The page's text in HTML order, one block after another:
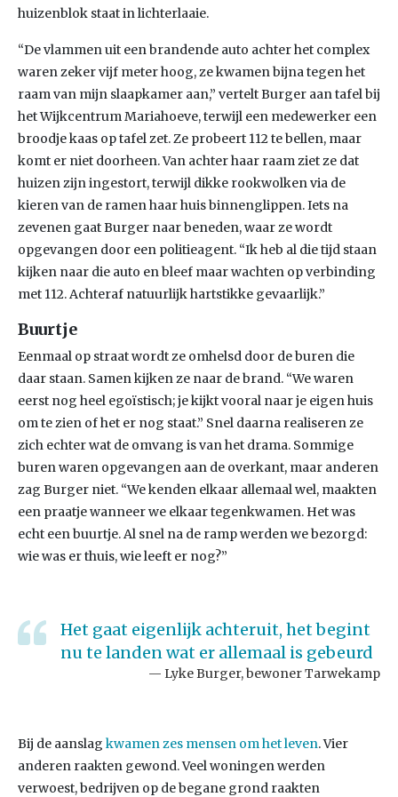
huizenblok staat in lichterlaaie.
“De vlammen uit een brandende auto achter het complex
waren zeker vijf meter hoog, ze kwamen bijna tegen het
raam van mijn slaapkamer aan,” vertelt Burger aan tafel bij
het Wijkcentrum Mariahoeve, terwijl een medewerker een
broodje kaas op tafel zet. Ze probeert 112 te bellen, maar
komt er niet doorheen. Van achter haar raam ziet ze dat
huizen zijn ingestort, terwijl dikke rookwolken via de
kieren van de ramen haar huis binnenglippen. Iets na
zevenen gaat Burger naar beneden, waar ze wordt
opgevangen door een politieagent. “Ik heb al die tijd staan
kijken naar die auto en bleef maar wachten op verbinding
met 112. Achteraf natuurlijk hartstikke gevaarlijk.”
Buurtje
Eenmaal op straat wordt ze omhelsd door de buren die
daar staan. Samen kijken ze naar de brand. “We waren
eerst nog heel egoïstisch; je kijkt vooral naar je eigen huis
om te zien of het er nog staat.” Snel daarna realiseren ze
zich echter wat de omvang is van het drama. Sommige
buren waren opgevangen aan de overkant, maar anderen
zag Burger niet. “We kenden elkaar allemaal wel, maakten
een praatje wanneer we elkaar tegenkwamen. Het was
echt een buurtje. Al snel na de ramp werden we bezorgd:
wie was er thuis, wie leeft er nog?”
Het gaat eigenlijk achteruit, het begint
nu te landen wat er allemaal is gebeurd
Lyke Burger, bewoner Tarwekamp
Bij de aanslag kwamen zes mensen om het leven. Vier
anderen raakten gewond. Veel woningen werden
verwoest, bedrijven op de begane grond raakten